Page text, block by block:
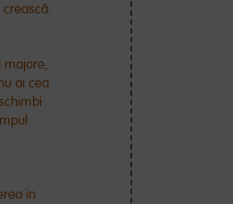
majore,
ai cea
în